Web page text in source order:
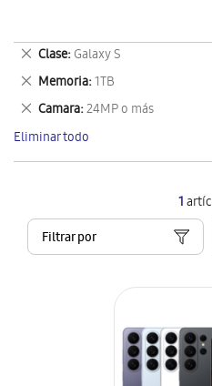
1
Filtrar por
Clase Galaxy S
Eliminar
este
artículo
Memoria 1TB
Eliminar
este
artículo
Camara 24MP o más
Eliminar
este
artículo
Eliminar todo